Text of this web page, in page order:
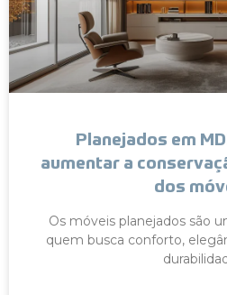
Planejados em
aumentar a
dos
Os móveis planejados são
quem busca conforto,